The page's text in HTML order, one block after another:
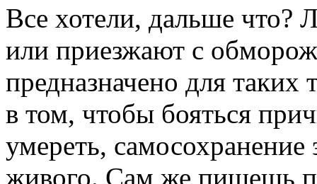
Все хотели, дальше что?
или приезжают с
предназначено для таких
в том, чтобы бояться
умереть, самосохранение
живого. Сам же пишешь